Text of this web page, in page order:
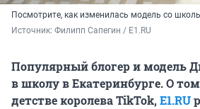
Посмотрите, как изменилась модель со
Источник: Филипп Сапегин / Е1.RU
Популярный блогер и модель
в школу в Екатеринбурге. О
детстве королева TikTok,E1.RU